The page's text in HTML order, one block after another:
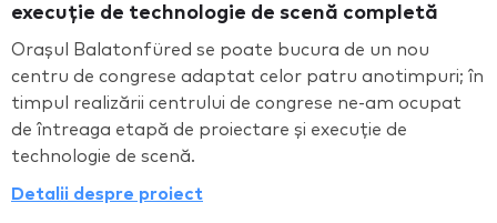
execuție de technologie de scenă completă
Orașul Balatonfüred se poate bucura de un nou
centru de congrese adaptat celor patru anotimpuri; în
timpul realizării centrului de congrese ne-am ocupat
de întreaga etapă de proiectare și execuție de
technologie de scenă.
Detalii despre proiect